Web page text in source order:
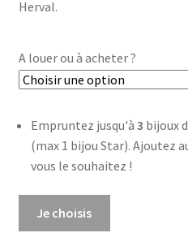
Herval.
A louer ou à acheter ?
Empruntez jusqu'à 3 bijoux
(max 1 bijou Star). Ajoutez
vous le souhaitez !
Je choisis